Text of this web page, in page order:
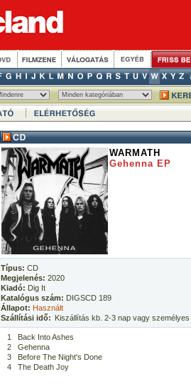
WARMATH
Gehenna EP
Típus: CD
Megjelenés: 2020
Kiadó: Dig It
Katalógus szám: DIGSCD 189
Állapot: Használt
Szállítási idő: Kiszállítás kb. 2-3 nap vagy
1
Back Into Ashes
2
Gehenna
3
Before The Night's Done
4
The Death Joy